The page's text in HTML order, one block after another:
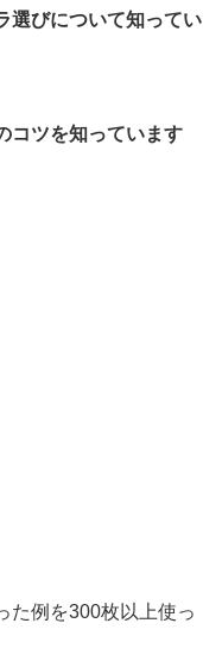
選びについて知ってい
コツを知っています
た例を300枚以上使っ